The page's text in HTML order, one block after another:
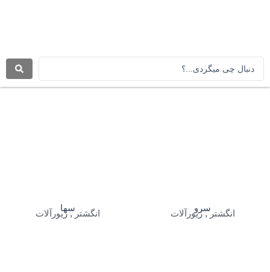
.
سرو
انگشتر, زیورآلات
سها
انگشتر , زیورآلات